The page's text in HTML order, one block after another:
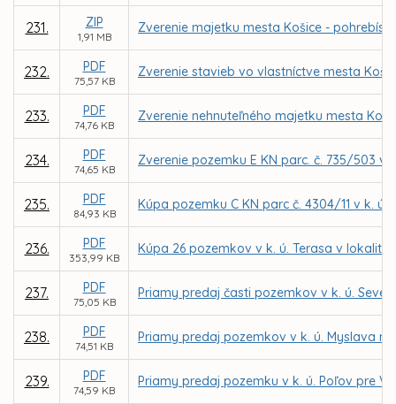
231. ZIP
1,91 MB
Zverenie majetku mesta Košice -
232. PDF
75,57 KB
Zverenie stavieb vo vlastníctve mesta
233. PDF
74,76 KB
Zverenie nehnuteľného majetku mesta
234. PDF
74,65 KB
Zverenie pozemku E KN parc. č. 735/503 v
235. PDF
84,93 KB
Kúpa pozemku C KN parc č. 4304/11 v k.
236. PDF
353,99 KB
Kúpa 26 pozemkov v k. ú. Terasa v
237. PDF
75,05 KB
Priamy predaj časti pozemkov v k. ú.
238. PDF
74,51 KB
Priamy predaj pozemkov v k. ú. Myslava
239. PDF
74,59 KB
Priamy predaj pozemku v k. ú. Poľov pre